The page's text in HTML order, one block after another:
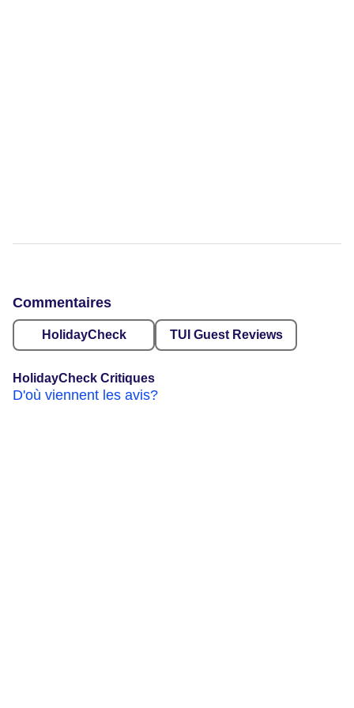
Commentaires
HolidayCheck TUI Guest Reviews
HolidayCheck Critiques
D'où viennent les avis?